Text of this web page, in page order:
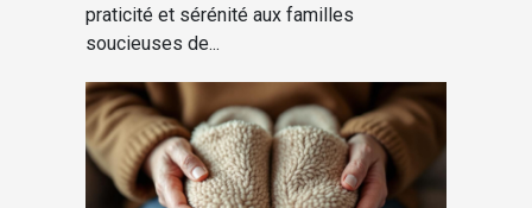
praticité et sérénité aux familles
soucieuses de...